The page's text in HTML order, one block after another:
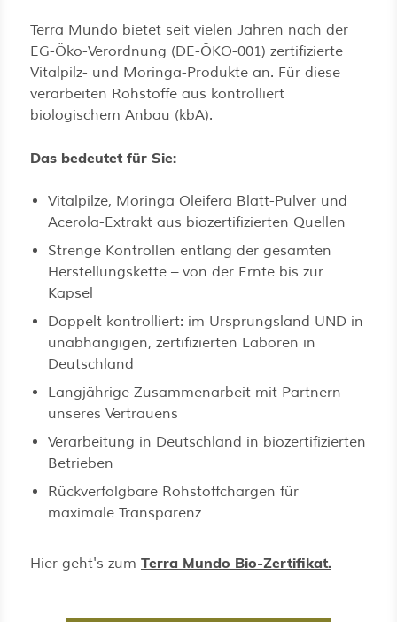
Terra Mundo bietet seit vielen Jahren nach der
EG-Öko-Verordnung (DE-ÖKO-001) zertifizierte
Vitalpilz- und Moringa-Produkte an. Für diese
verarbeiten Rohstoffe aus kontrolliert
biologischem Anbau (kbA).
Das bedeutet für Sie:
Vitalpilze, Moringa Oleifera Blatt-Pulver und
Acerola-Extrakt aus biozertifizierten Quellen
Strenge Kontrollen entlang der gesamten
Herstellungskette – von der Ernte bis zur
Kapsel
Doppelt kontrolliert: im Ursprungsland UND in
unabhängigen, zertifizierten Laboren in
Deutschland
Langjährige Zusammenarbeit mit Partnern
unseres Vertrauens
Verarbeitung in Deutschland in biozertifizierten
Betrieben
Rückverfolgbare Rohstoffchargen für
maximale Transparenz
Hier geht's zum Terra Mundo Bio-Zertifikat.